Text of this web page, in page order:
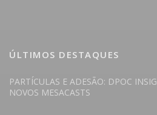
ÚLTIMOS DESTAQUES
PARTÍCULAS E ADESÃO: DPOC
NOVOS MESACASTS